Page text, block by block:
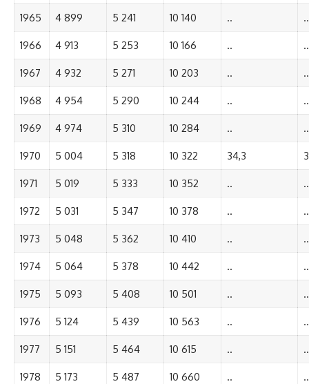
1965 4 899 5 241 10 140 .. ..
1966 4 913 5 253 10 166 .. ..
1967 4 932 5 271 10 203 .. ..
1968 4 954 5 290 10 244 .. ..
1969 4 974 5 310 10 284 .. ..
1970 5 004 5 318 10 322 34,3
1971 5 019 5 333 10 352 .. ..
1972 5 031 5 347 10 378 .. ..
1973 5 048 5 362 10 410 .. ..
1974 5 064 5 378 10 442 .. ..
1975 5 093 5 408 10 501 .. ..
1976 5 124 5 439 10 563 .. ..
1977 5 151 5 464 10 615 .. ..
1978 5 173 5 487 10 660 .. ..